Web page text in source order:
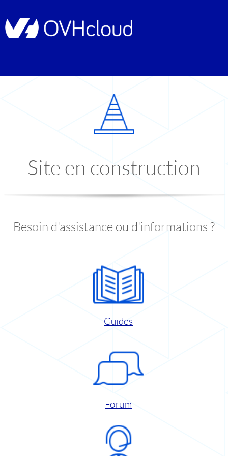
Site en construction
Besoin d'assistance ou d'informations ?
Guides
Forum